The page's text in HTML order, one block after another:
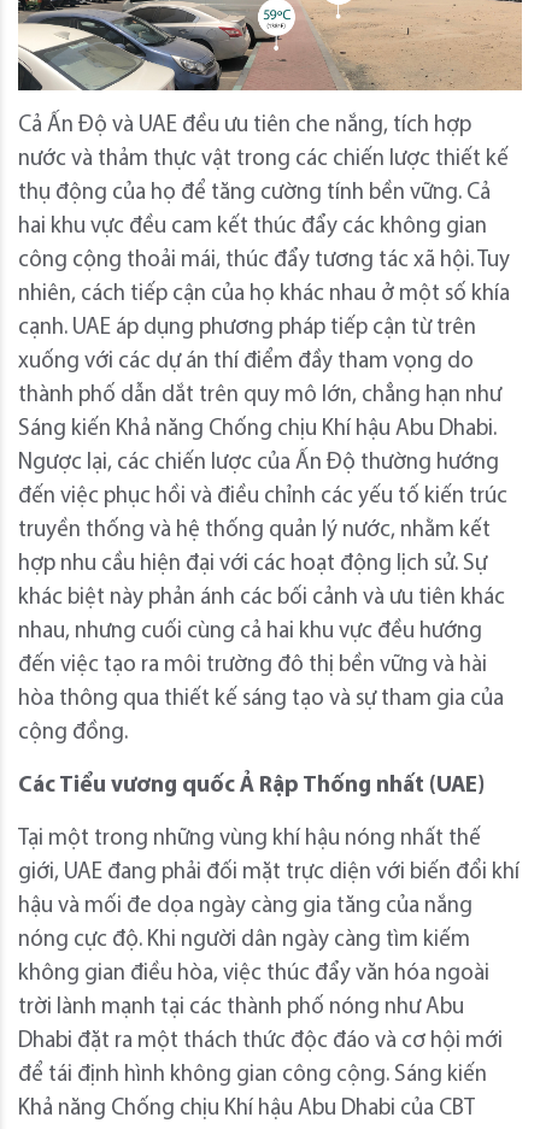
Cả Ấn Độ và UAE đều ưu tiên che nắng, tích hợp
nước và thảm thực vật trong các chiến lược thiết kế
thụ động của họ để tăng cường tính bền vững. Cả
hai khu vực đều cam kết thúc đẩy các không gian
công cộng thoải mái, thúc đẩy tương tác xã hội. Tuy
nhiên, cách tiếp cận của họ khác nhau ở một số khía
cạnh. UAE áp dụng phương pháp tiếp cận từ trên
xuống với các dự án thí điểm đầy tham vọng do
thành phố dẫn dắt trên quy mô lớn, chẳng hạn như
Sáng kiến ​​Khả năng Chống chịu Khí hậu Abu Dhabi.
Ngược lại, các chiến lược của Ấn Độ thường hướng
đến việc phục hồi và điều chỉnh các yếu tố kiến ​​trúc
truyền thống và hệ thống quản lý nước, nhằm kết
hợp nhu cầu hiện đại với các hoạt động lịch sử. Sự
khác biệt này phản ánh các bối cảnh và ưu tiên khác
nhau, nhưng cuối cùng cả hai khu vực đều hướng
đến việc tạo ra môi trường đô thị bền vững và hài
hòa thông qua thiết kế sáng tạo và sự tham gia của
cộng đồng.
Các Tiểu vương quốc Ả Rập Thống nhất (UAE)
Tại một trong những vùng khí hậu nóng nhất thế
giới, UAE đang phải đối mặt trực diện với biến đổi khí
hậu và mối đe dọa ngày càng gia tăng của nắng
nóng cực độ. Khi người dân ngày càng tìm kiếm
không gian điều hòa, việc thúc đẩy văn hóa ngoài
trời lành mạnh tại các thành phố nóng như Abu
Dhabi đặt ra một thách thức độc đáo và cơ hội mới
để tái định hình không gian công cộng. Sáng kiến ​​
Khả năng Chống chịu Khí hậu Abu Dhabi của CBT